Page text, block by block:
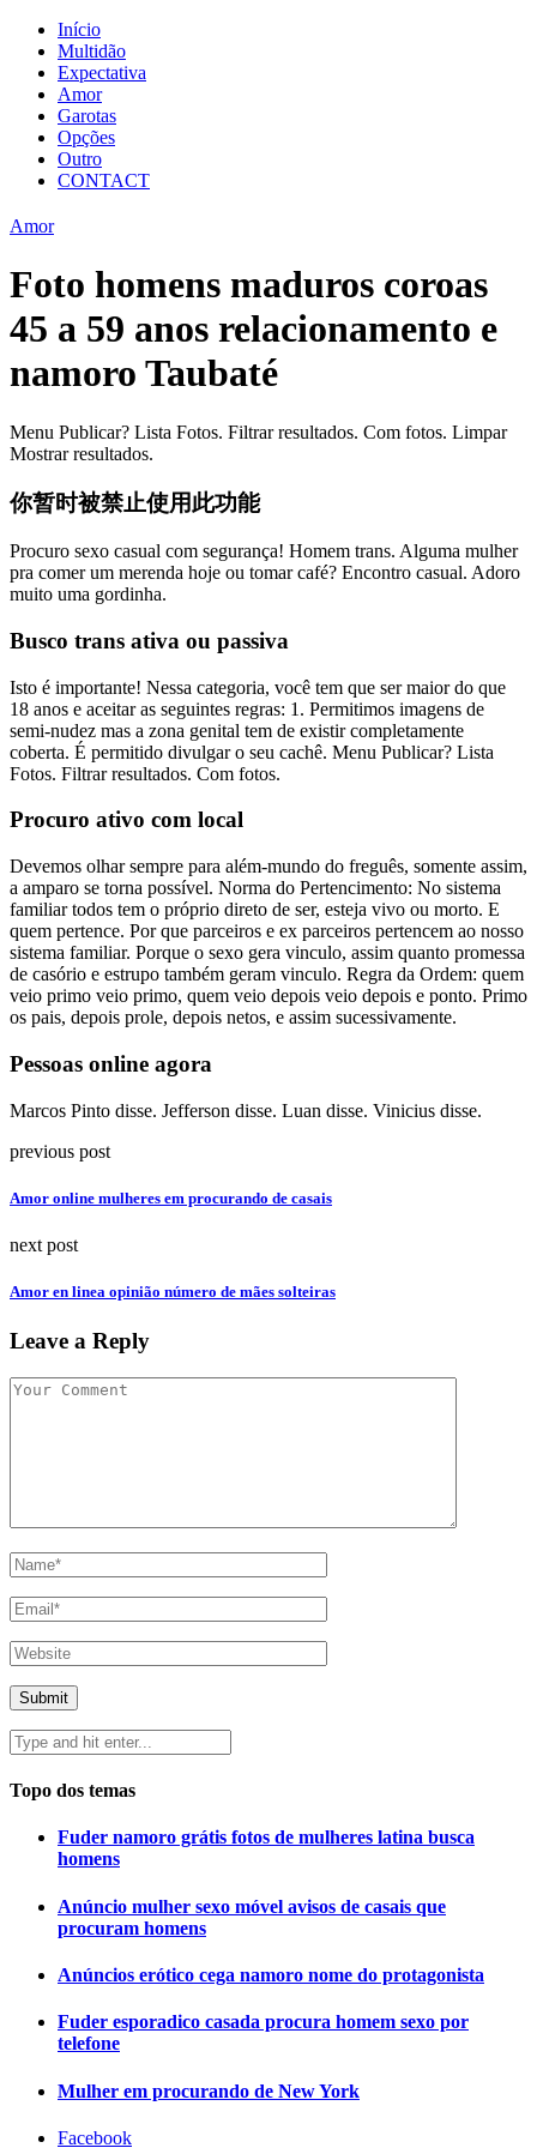
Início
Multidão
Expectativa
Amor
Garotas
Opções
Outro
CONTACT
Amor
Foto homens maduros coroas
45 a 59 anos relacionamento e
namoro Taubaté
Menu Publicar? Lista Fotos. Filtrar resultados. Com fotos. Limpar
Mostrar resultados.
你暂时被禁止使用此功能
Procuro sexo casual com segurança! Homem trans. Alguma mulher
pra comer um merenda hoje ou tomar café? Encontro casual. Adoro
muito uma gordinha.
Busco trans ativa ou passiva
Isto é importante! Nessa categoria, você tem que ser maior do que
18 anos e aceitar as seguintes regras: 1. Permitimos imagens de
semi-nudez mas a zona genital tem de existir completamente
coberta. É permitido divulgar o seu cachê. Menu Publicar? Lista
Fotos. Filtrar resultados. Com fotos.
Procuro ativo com local
Devemos olhar sempre para além-mundo do freguês, somente assim,
a amparo se torna possível. Norma do Pertencimento: No sistema
familiar todos tem o próprio direto de ser, esteja vivo ou morto. E
quem pertence. Por que parceiros e ex parceiros pertencem ao nosso
sistema familiar. Porque o sexo gera vinculo, assim quanto promessa
de casório e estrupo também geram vinculo. Regra da Ordem: quem
veio primo veio primo, quem veio depois veio depois e ponto. Primo
os pais, depois prole, depois netos, e assim sucessivamente.
Pessoas online agora
Marcos Pinto disse. Jefferson disse. Luan disse. Vinicius disse.
previous post
Amor online mulheres em procurando de casais
next post
Amor en linea opinião número de mães solteiras
Leave a Reply
Topo dos temas
Fuder namoro grátis fotos de mulheres latina busca
homens
Anúncio mulher sexo móvel avisos de casais que
procuram homens
Anúncios erótico cega namoro nome do protagonista
Fuder esporadico casada procura homem sexo por
telefone
Mulher em procurando de New York
Facebook